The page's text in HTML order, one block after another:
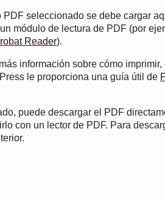
PDF seleccionado se debe cargar
módulo de lectura de PDF (por
Reader).
información sobre cómo
le proporciona una guía útil de
puede descargar el PDF
con un lector de PDF. Para